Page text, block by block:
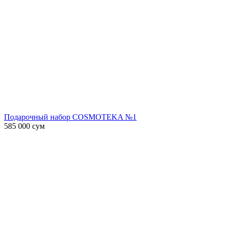
Подарочный набор COSMOTEKA №1
585 000 сум